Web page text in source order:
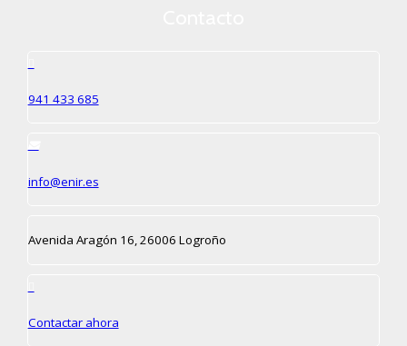
941 433 685
info@enir.es
Avenida Aragón 16, 26006 Logroño
Contactar ahora